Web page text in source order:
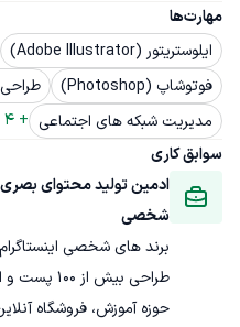
مهارت‌ها
ایلوستریتور (Adobe Illustrator)
فوتوشاپ (Photoshop)
مدیریت شبکه های اجتماعی +
4
سوابق کاری
شخصی
برند های شخصی اینستاگرام
طراحی بیش
حوزه آموزش، فروشگاه